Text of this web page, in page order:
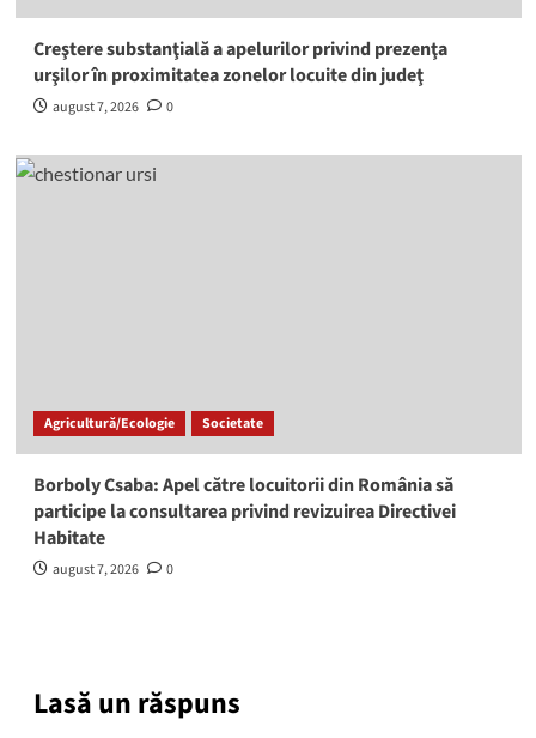
Creştere substanţială a apelurilor privind prezenţa
urşilor în proximitatea zonelor locuite din judeţ
august 7, 2026 0
Agricultură/Ecologie Societate
Borboly Csaba: Apel către locuitorii din România să
participe la consultarea privind revizuirea Directivei
Habitate
august 7, 2026 0
Lasă un răspuns